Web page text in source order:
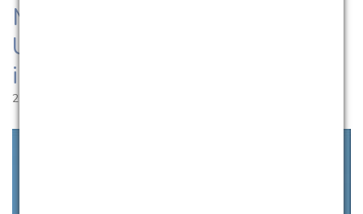
Mestrados e Doutorados da
UCPel ampliam prazo para
inscrição até 31 de julho
27.07.2017 | 11:23